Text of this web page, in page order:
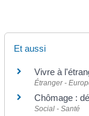
Et aussi
Vivre à
Étranger -
Chômage :
Social - Santé